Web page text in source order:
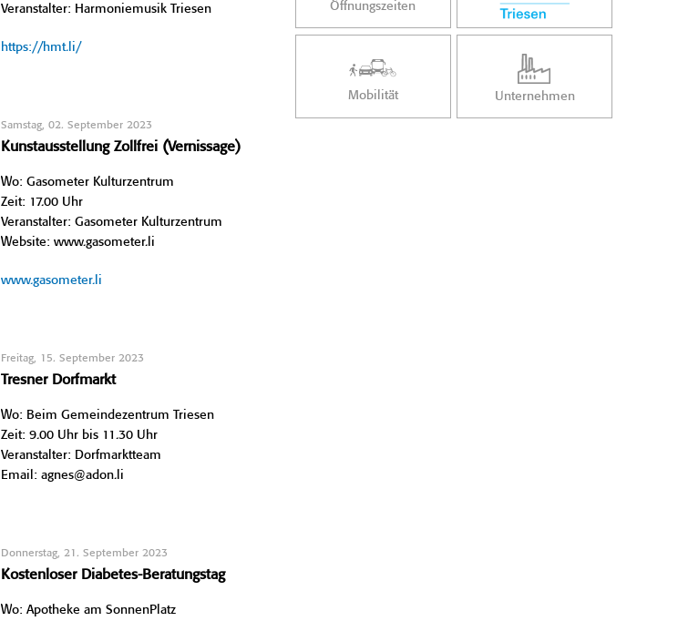
Veranstalter: Harmoniemusik Triesen
https://hmt.li/
Samstag, 02. September 2023
Kunstausstellung Zollfrei (Vernissage)
Wo: Gasometer Kulturzentrum
Zeit: 17.00 Uhr
Veranstalter: Gasometer Kulturzentrum
Website: www.gasometer.li
www.gasometer.li
Freitag, 15. September 2023
Tresner Dorfmarkt
Wo: Beim Gemeindezentrum Triesen
Zeit: 9.00 Uhr bis 11.30 Uhr
Veranstalter: Dorfmarktteam
Email: agnes@adon.li
Donnerstag, 21. September 2023
Kostenloser Diabetes-Beratungstag
Wo: Apotheke am SonnenPlatz
Öffnungszeiten
Mobilität Unternehmen